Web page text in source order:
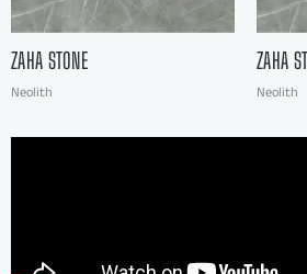
ZAHA STONE
Neolith
ZAHA
Neolith